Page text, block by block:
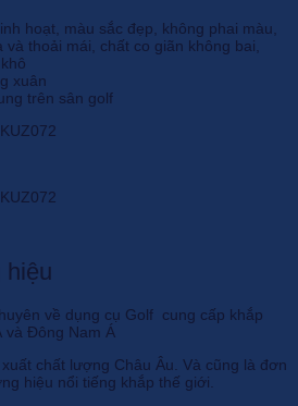
hoạt, màu sắc đẹp, không phai màu,
thoải mái, chất co giãn không bai,
xuân
trên sân golf
hiệu
về dụng cụ Golf cung cấp khắp
và Đông Nam Á
chất lượng Châu Âu. Và cũng là đơn
hiệu nổi tiếng khắp thế giới.